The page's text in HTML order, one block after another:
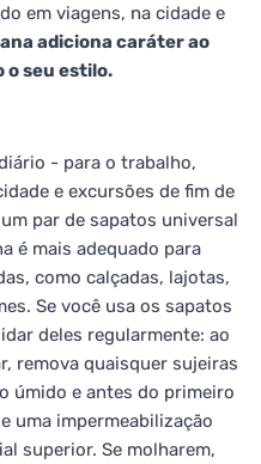
em viagens, na cidade e
adiciona caráter ao
o seu estilo.
- para o trabalho,
e excursões de fim de
par de sapatos universal
é mais adequado para
como calçadas, lajotas,
Se você usa os sapatos
deles regularmente: ao
remova quaisquer sujeiras
úmido e antes do primeiro
uma impermeabilização
superior. Se molharem,